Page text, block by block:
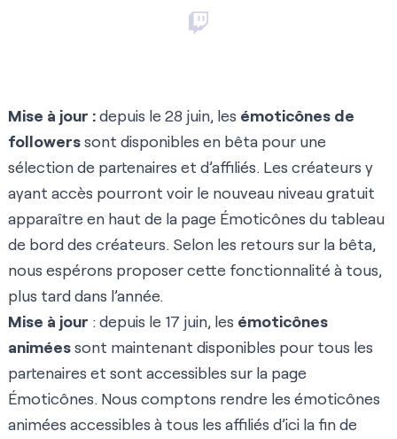
Mise à jour :depuis le 28 juin, les émoticônes de
followerssont disponibles en bêta pour une
sélection de partenaires et d’affiliés. Les créateurs y
ayant accès pourront voir le nouveau niveau gratuit
apparaître en haut de la page Émoticônes du tableau
de bord des créateurs. Selon les retours sur la bêta,
nous espérons proposer cette fonctionnalité à tous,
plus tard dans l’année.
Mise à jour : depuis le 17 juin, les émoticônes
animéessont maintenant disponibles pour tous les
partenaires et sont accessibles sur la page
Émoticônes. Nous comptons rendre les émoticônes
animées accessibles à tous les affiliés d’ici la fin de